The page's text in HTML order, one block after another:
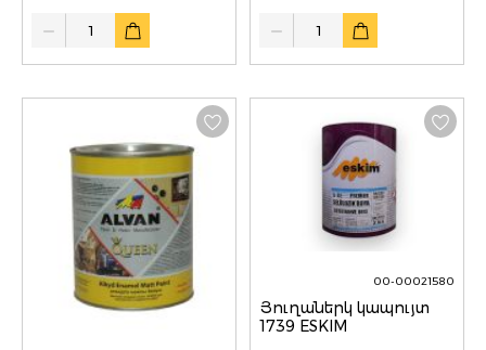
00-00021580
Յուղաներկ կապույտ
1739 ESKIM